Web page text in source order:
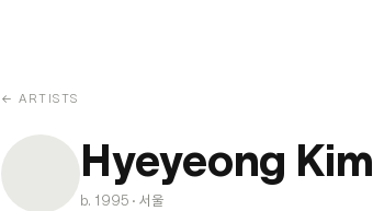
← ARTISTS
Hyeyeong Kim
b. 1995 · 서울